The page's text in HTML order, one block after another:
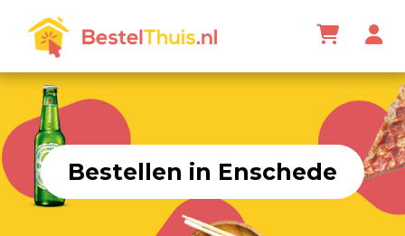
Bestellen in Enschede